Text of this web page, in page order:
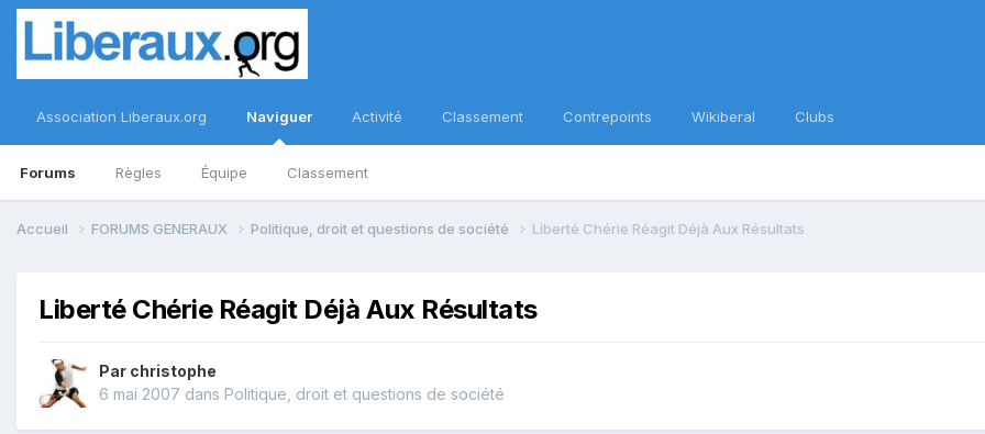
Association Liberaux.org Naviguer
Forums Règles Équipe Classement
Activité Classement Contrepoints Wikiberal Clubs
Accueil FORUMS GENERAUX Politique, droit et questions de société Liberté Chérie Réagit Déjà Aux Résultats
Liberté Chérie Réagit Déjà Aux Résultats
Par christophe
6 mai 2007 dans Politique, droit et questions de société